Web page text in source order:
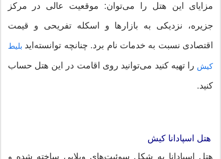
مزایای این هتل را می‌توان: موقعیت عالی در مرکز
جزیره، نزدیکی به بازارها و اسکله تفریحی و قیمت
اقتصادی نسبت به خدمات نام برد. چنانچه توانسته‌اید بلیط
کیش را تهیه کنید می‌توانید روی اقامت در این هتل حساب
کنید.
هتل اسپادانا کیش
هتل اسپادانا به شکل سوئیت‌های ویلایی ساخته شده و